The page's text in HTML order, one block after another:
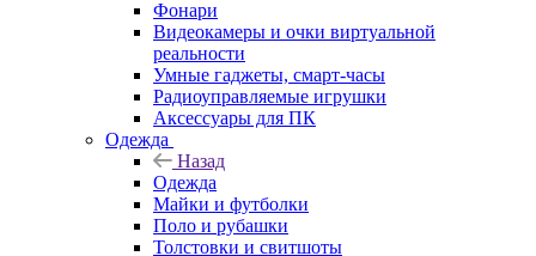
Фонари
Видеокамеры и очки виртуальной
реальности
Умные гаджеты, смарт-часы
Радиоуправляемые игрушки
Аксессуары для ПК
Одежда
Назад
Одежда
Майки и футболки
Поло и рубашки
Толстовки и свитшоты